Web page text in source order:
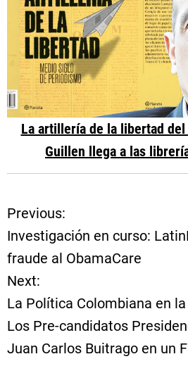
La artillería de la libertad
Guillen llega a las
N
a
v
e
g
Previous:
Investigación en curso:
fraude al ObamaCare
Next:
La Política Colombiana en
Los Pre-candidatos
Juan Carlos Buitrago en un